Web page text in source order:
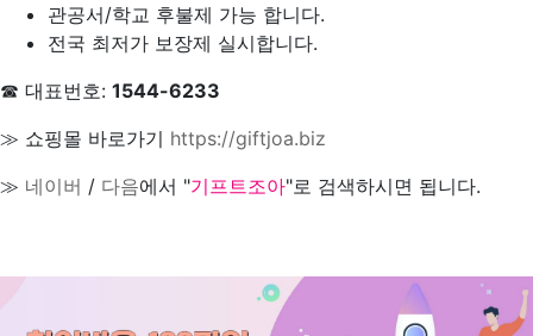
관공서/학교 후불제 가능 합니다.
전국 최저가 보장제 실시합니다.
☎ 대표번호: 1544-6233
≫ 쇼핑몰 바로가기 https://giftjoa.biz
≫ 네이버 / 다음에서 "기프트조아"로 검색하시면 됩니다.